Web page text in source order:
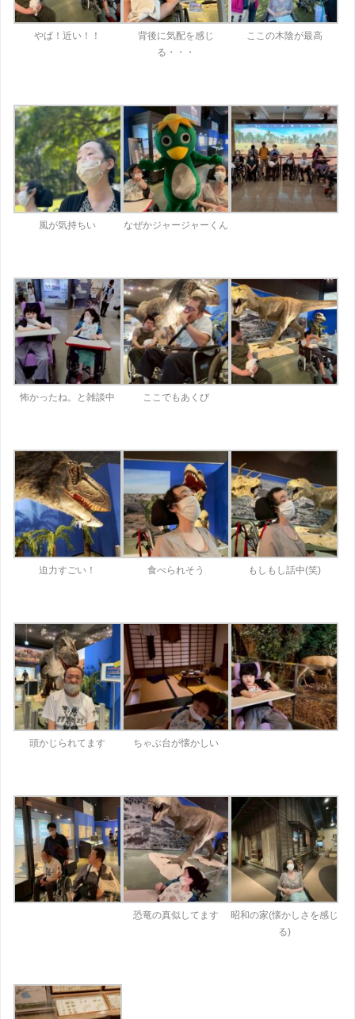
やば！近い！！
背後に気配を感じ
る・・・
ここの木陰が最高
風が気持ちい なぜかジャージャーくん
怖かったね。と雑談中 ここでもあくび
迫力すごい！ 食べられそう もしもし話中(笑)
頭かじられてます ちゃぶ台が懐かしい
恐竜の真似してます
昭和の家(懐かしさを感じ
る)